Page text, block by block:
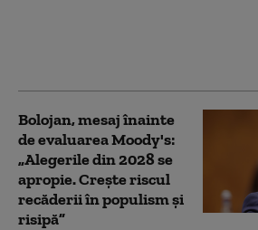
Bolojan, mesaj înainte
de evaluarea Moody's:
„Alegerile din 2028 se
apropie. Crește riscul
recăderii în populism și
risipă”